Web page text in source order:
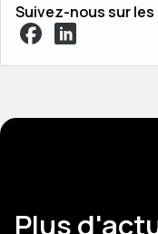
Suivez-nous sur
Plus